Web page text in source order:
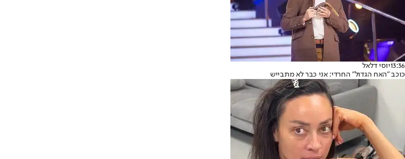
13:36יוסי דלאל
כוכב "האח הגדול" החרדי: אני כבר לא מתבייש